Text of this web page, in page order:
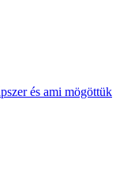
és ami mögöttük